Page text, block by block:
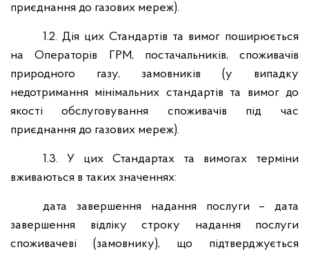
приєднання до газових мереж).
1.2. Дія цих Стандартів та вимог поширюється
на Операторів ГРМ, постачальників, споживачів
природного газу, замовників (у випадку
недотримання мінімальних стандартів та вимог до
якості обслуговування споживачів під час
приєднання до газових мереж).
1.3. У цих Стандартах та вимогах терміни
вживаються в таких значеннях:
дата завершення надання послуги – дата
завершення відліку строку надання послуги
споживачеві (замовнику), що підтверджується